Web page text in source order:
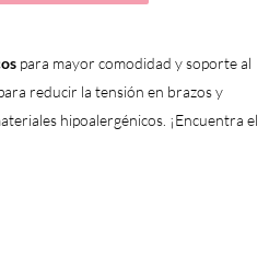
para mayor comodidad y soporte al
reducir la tensión en brazos y
hipoalergénicos. ¡Encuentra el